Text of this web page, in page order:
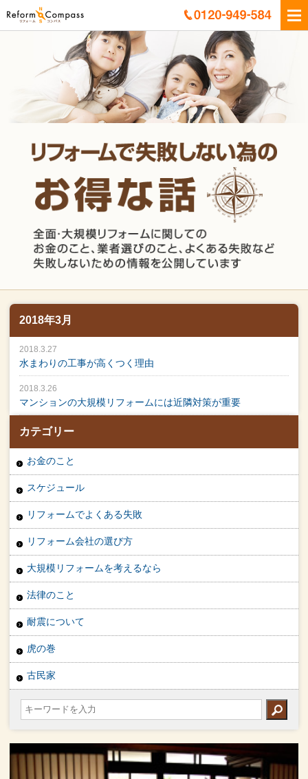
2018年3月
2018.3.27
水まわりの工事が高くつく理由
2018.3.26
マンションの大規模リフォームには近隣対策が重要
カテゴリー
お金のこと
スケジュール
リフォームでよくある失敗
リフォーム会社の選び方
大規模リフォームを考えるなら
法律のこと
耐震について
虎の巻
古民家